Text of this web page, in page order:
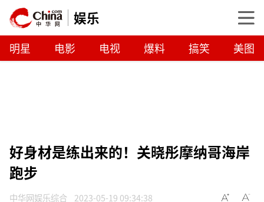
娱乐
明星 电影 电视 爆料 搞笑 美图
好身材是练出来的！关晓彤摩纳哥海岸
跑步
中华网娱乐综合 2023-05-19 09:34:38